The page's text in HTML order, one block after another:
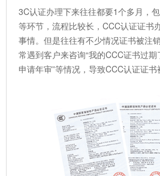
3C认证办理下来往往都要1个多月，
等环节，流程比较长，CCC认证证书
事情。但是往往有不少情况证书被注
常遇到客户来咨询“我的CCC证书过期
申请年审”等情况，导致CCC认证证书